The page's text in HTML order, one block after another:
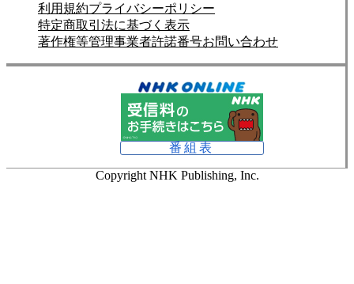
利用規約プライバシーポリシー
特定商取引法に基づく表示
著作権等管理事業者許諾番号お問い合わせ
番組表
Copyright NHK Publishing, Inc.